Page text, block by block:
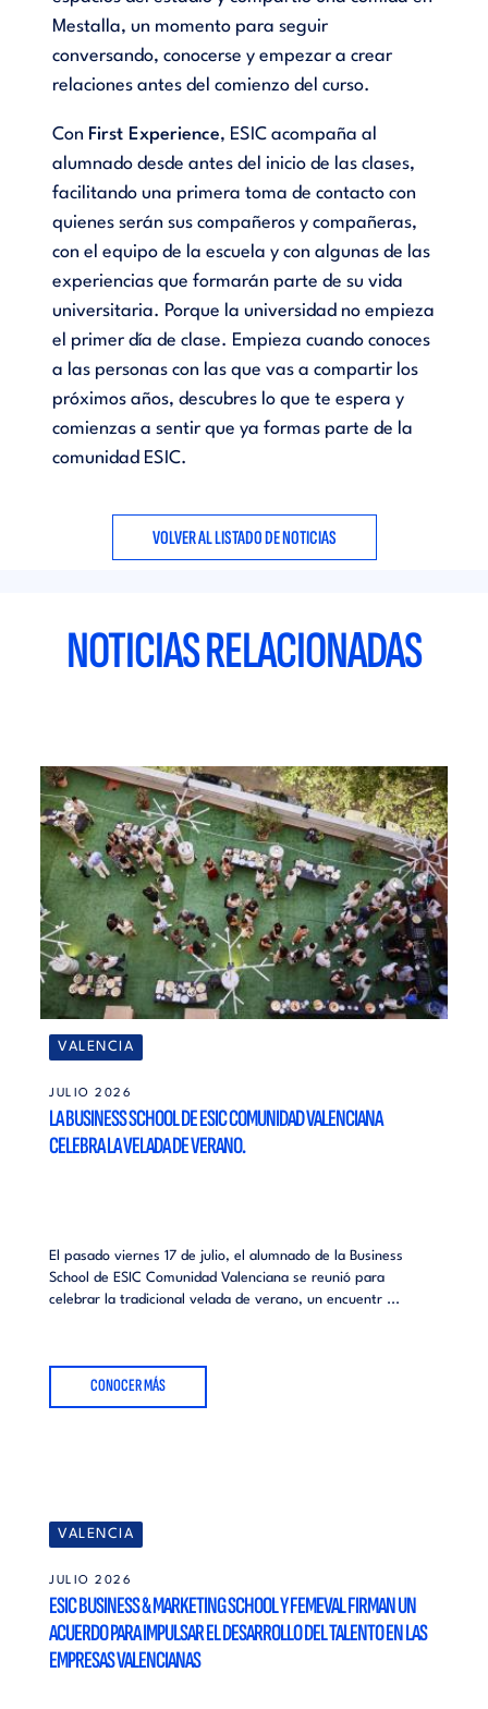
Mestalla, un momento para seguir
conversando, conocerse y empezar a crear
relaciones antes del comienzo del curso.
Con First Experience, ESIC acompaña al
alumnado desde antes del inicio de las clases,
facilitando una primera toma de contacto con
quienes serán sus compañeros y compañeras,
con el equipo de la escuela y con algunas de las
experiencias que formarán parte de su vida
universitaria. Porque la universidad no empieza
el primer día de clase. Empieza cuando conoces
a las personas con las que vas a compartir los
próximos años, descubres lo que te espera y
comienzas a sentir que ya formas parte de la
comunidad ESIC.
VOLVER AL LISTADO DE NOTICIAS
NOTICIAS RELACIONADAS
VALENCIA
JULIO 2026
LA BUSINESS SCHOOL DE ESIC COMUNIDAD VALENCIANA
CELEBRA LA VELADA DE VERANO.
El pasado viernes 17 de julio, el alumnado de la Business
School de ESIC Comunidad Valenciana se reunió para
celebrar la tradicional velada de verano, un encuentr ...
CONOCER MÁS
VALENCIA
JULIO 2026
ESIC BUSINESS & MARKETING SCHOOL Y FEMEVAL FIRMAN UN
ACUERDO PARA IMPULSAR EL DESARROLLO DEL TALENTO EN LAS
EMPRESAS VALENCIANAS